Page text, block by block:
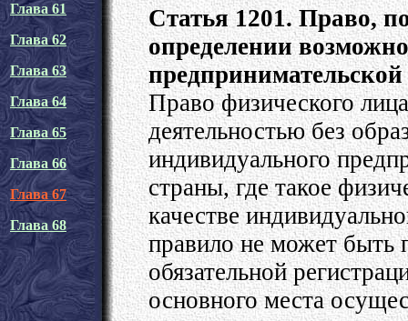
Глава 61
Глава 62
Глава 63
Глава 64
Глава 65
Глава 66
Глава 67
Глава 68
Статья 1201. Право,
определении
Право физического
деятельностью без
индивидуального
страны, где такое
качестве
правило не может быть
обязательной
основного места